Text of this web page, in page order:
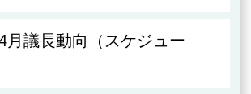
月議長動向（スケジュー